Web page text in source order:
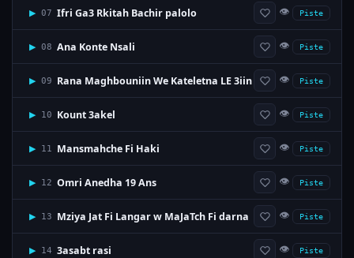
▶ 07 Ifri Ga3 Rkitah Bachir palolo 👁 Piste
▶ 08 Ana Konte Nsali 👁 Piste
▶ 09 Rana Maghbouniin We Kateletna LE 3iin 👁 Piste
▶ 10 Kount 3akel 👁 Piste
▶ 11 Mansmahche Fi Haki 👁 Piste
▶ 12 Omri Anedha 19 Ans 👁 Piste
▶ 13 Mziya Jat Fi Langar w MaJaTch Fi darna 👁 Piste
▶ 14 3asabt rasi 👁 Piste